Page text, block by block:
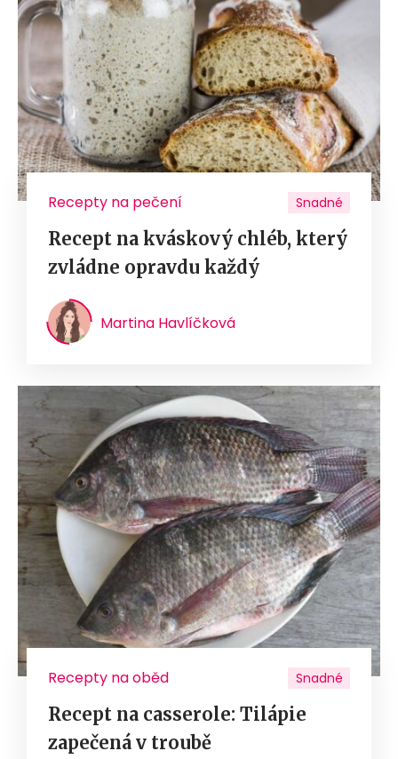
Recepty na pečení Snadné
Recept na kváskový chléb, který
zvládne opravdu každý
Martina Havlíčková
Recepty na oběd Snadné
Recept na casserole: Tilápie
zapečená v troubě